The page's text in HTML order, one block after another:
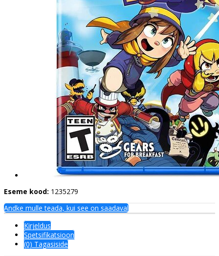
Eseme kood: 1235279
Andke mulle teada, kui see on saadaval
Kirjeldus
Spetsifikatsioon
(0) Tagasiside